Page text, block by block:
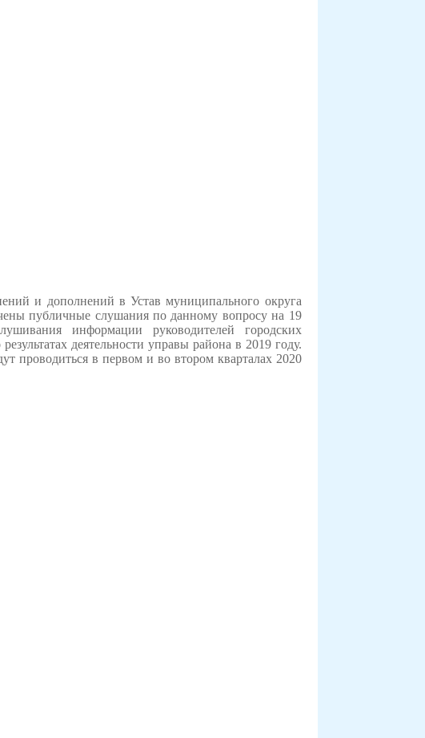
и дополнений в Устав муниципального округа
публичные слушания по данному вопросу на 19
информации руководителей городских
деятельности управы района в 2019 году.
проводиться в первом и во втором кварталах 2020